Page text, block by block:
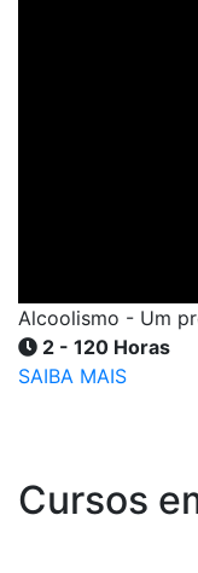
Alcoolismo - Um
2 - 120 Horas
SAIBA MAIS
Cursos